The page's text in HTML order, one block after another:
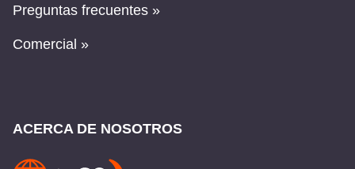
Preguntas frecuentes »
Comercial »
ACERCA DE NOSOTROS